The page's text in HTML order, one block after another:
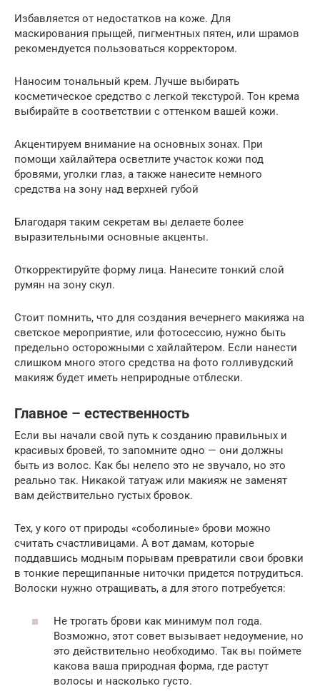
Избавляется от недостатков на коже. Для
маскирования прыщей, пигментных пятен, или шрамов
рекомендуется пользоваться корректором.
Наносим тональный крем. Лучше выбирать
косметическое средство с легкой текстурой. Тон крема
выбирайте в соответствии с оттенком вашей кожи.
Акцентируем внимание на основных зонах. При
помощи хайлайтера осветлите участок кожи под
бровями, уголки глаз, а также нанесите немного
средства на зону над верхней губой
Благодаря таким секретам вы делаете более
выразительными основные акценты.
Откорректируйте форму лица. Нанесите тонкий слой
румян на зону скул.
Стоит помнить, что для создания вечернего макияжа на
светское мероприятие, или фотосессию, нужно быть
предельно осторожными с хайлайтером. Если нанести
слишком много этого средства на фото голливудский
макияж будет иметь неприродные отблески.
Главное – естественность
Если вы начали свой путь к созданию правильных и
красивых бровей, то запомните одно — они должны
быть из волос. Как бы нелепо это не звучало, но это
реально так. Никакой татуаж или макияж не заменят
вам действительно густых бровок.
Тех, у кого от природы «соболиные» брови можно
считать счастливицами. А вот дамам, которые
поддавшись модным порывам превратили свои бровки
в тонкие перещипанные ниточки придется потрудиться.
Волоски нужно отращивать, а для этого потребуется:
Не трогать брови как минимум пол года.
Возможно, этот совет вызывает недоумение, но
это действительно необходимо. Так вы поймете
какова ваша природная форма, где растут
волосы и насколько густо.